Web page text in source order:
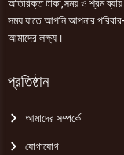
অতিরিক্ত টাকা,সময় ও শ্রম
সময় যাতে আপনি আপনার
আমাদের লক্ষ্য।
প্রতিষ্ঠান
আমাদের সম্পর্কে
যোগাযোগ